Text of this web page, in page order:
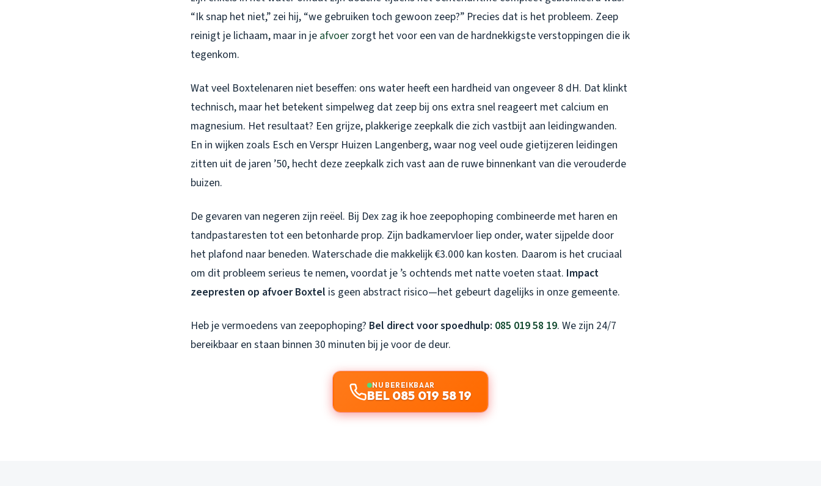
“Ik snap het niet,” zei hij, “we gebruiken toch gewoon zeep?” Precies dat is het probleem. Zeep
reinigt je lichaam, maar in je afvoer zorgt het voor een van de hardnekkigste verstoppingen die ik
tegenkom.
Wat veel Boxtelenaren niet beseffen: ons water heeft een hardheid van ongeveer 8 dH. Dat klinkt
technisch, maar het betekent simpelweg dat zeep bij ons extra snel reageert met calcium en
magnesium. Het resultaat? Een grijze, plakkerige zeepkalk die zich vastbijt aan leidingwanden.
En in wijken zoals Esch en Verspr Huizen Langenberg, waar nog veel oude gietijzeren leidingen
zitten uit de jaren ’50, hecht deze zeepkalk zich vast aan de ruwe binnenkant van die verouderde
buizen.
De gevaren van negeren zijn reëel. Bij Dex zag ik hoe zeepophoping combineerde met haren en
tandpastaresten tot een betonharde prop. Zijn badkamervloer liep onder, water sijpelde door
het plafond naar beneden. Waterschade die makkelijk €3.000 kan kosten. Daarom is het cruciaal
om dit probleem serieus te nemen,voordat je ’s ochtends met natte voeten staat. Impact
zeepresten op afvoer Boxtel is geen abstract risico—het gebeurt dagelijks in onze gemeente.
Heb je vermoedens van zeepophoping? Bel direct voor spoedhulp: 085 019 58 19. We zijn 24/7
bereikbaar en staan binnen 30 minuten bij je voor de deur.
NU BEREIKBAAR
BEL 085 019 58 19